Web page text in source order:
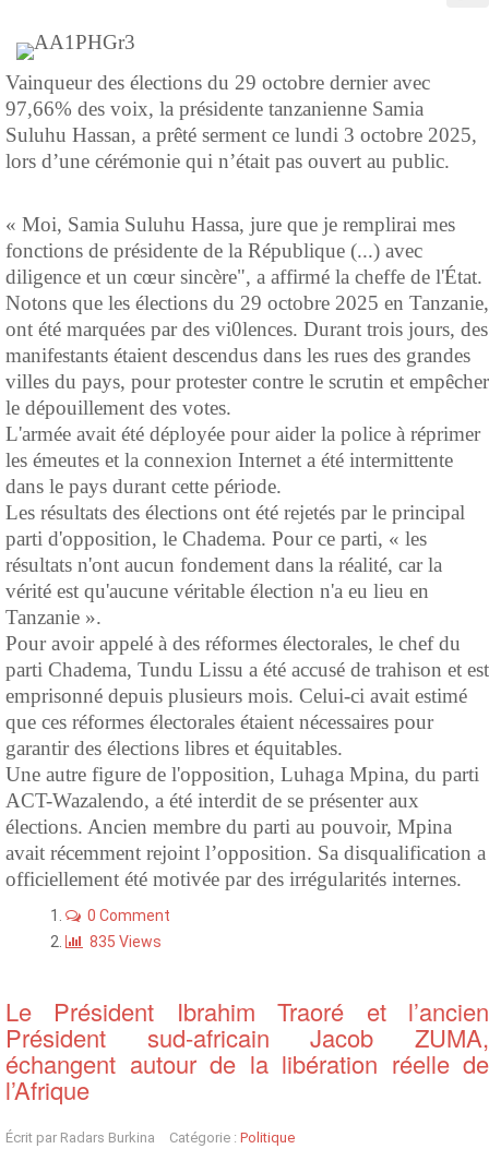
Vainqueur des élections du 29 octobre dernier avec
97,66% des voix, la présidente tanzanienne Samia
Suluhu Hassan, a prêté serment ce lundi 3 octobre 2025,
lors d’une cérémonie qui n’était pas ouvert au public.
« Moi, Samia Suluhu Hassa, jure que je remplirai mes
fonctions de présidente de la République (...) avec
diligence et un cœur sincère", a affirmé la cheffe de l'État.
Notons que les élections du 29 octobre 2025 en Tanzanie,
ont été marquées par des vi0lences. Durant trois jours, des
manifestants étaient descendus dans les rues des grandes
villes du pays, pour protester contre le scrutin et empêcher
le dépouillement des votes.
L'armée avait été déployée pour aider la police à réprimer
les émeutes et la connexion Internet a été intermittente
dans le pays durant cette période.
Les résultats des élections ont été rejetés par le principal
parti d'opposition, le Chadema. Pour ce parti, « les
résultats n'ont aucun fondement dans la réalité, car la
vérité est qu'aucune véritable élection n'a eu lieu en
Tanzanie ».
Pour avoir appelé à des réformes électorales, le chef du
parti Chadema, Tundu Lissu a été accusé de trahison et est
emprisonné depuis plusieurs mois. Celui-ci avait estimé
que ces réformes électorales étaient nécessaires pour
garantir des élections libres et équitables.
Une autre figure de l'opposition, Luhaga Mpina, du parti
ACT-Wazalendo, a été interdit de se présenter aux
élections. Ancien membre du parti au pouvoir, Mpina
avait récemment rejoint l’opposition. Sa disqualification a
officiellement été motivée par des irrégularités internes.
0 Comment
835 Views
Le Président Ibrahim Traoré et l’ancien
Président sud-africain Jacob ZUMA,
échangent autour de la libération réelle de
l’Afrique
Écrit par Radars Burkina Catégorie : Politique